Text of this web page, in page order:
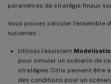
paramètres de stratégie finaux
Vous pouvez calculer l’ensemble
suivantes :
Utilisez l’assistant
pour simuler un scénario de
stratégies Citrix peuvent être
des conditions pour un